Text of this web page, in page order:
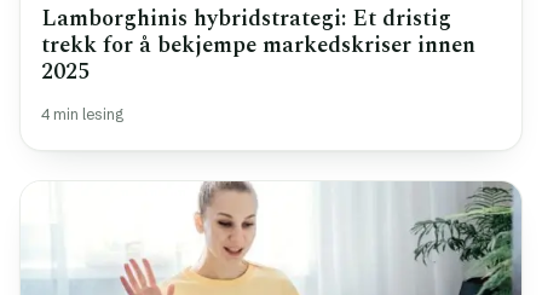
Lamborghinis hybridstrategi: Et dristig
trekk for å bekjempe markedskriser innen
2025
4 min lesing